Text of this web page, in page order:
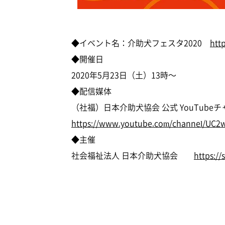
◆イベント名：介助犬フェスタ2020
◆開催日
2020年5月23日（土）13時～
◆配信媒体
（社福）日本介助犬協会 公式 YouTube
https://www.youtube.com/channel/
◆主催
社会福祉法人 日本介助犬協会 https://